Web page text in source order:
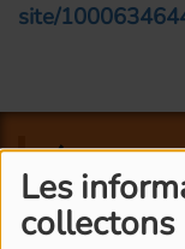
Les
collectons
site/
L'ÉQUIPE DE